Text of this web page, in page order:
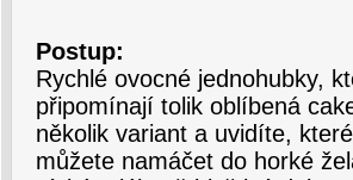
Postup:
Rychlé ovocné jednohubky,
připomínají tolik oblíbená
několik variant a uvidíte,
můžete namáčet do horké